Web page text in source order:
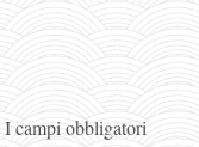
I campi obbligatori